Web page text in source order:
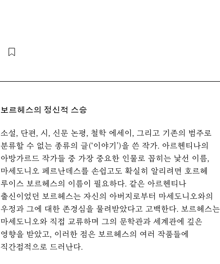
보르헤스의 정신적 스승
소설, 단편, 시, 신문 논평, 철학 에세이, 그리고 기존의 범주로
분류할 수 없는 종류의 글(‘이야기’)을 쓴 작가. 아르헨티나의
아방가르드 작가들 중 가장 중요한 인물로 꼽히는 낯선 이름,
마세도니오 페르난데스를 손쉽고도 확실히 알리려면 호르헤
루이스 보르헤스의 이름이 필요하다. 같은 아르헨티나
출신이었던 보르헤스는 자신의 아버지로부터 마세도니오와의
우정과 그에 대한 존경심을 물려받았다고 고백한다. 보르헤스는
마세도니오와 직접 교류하며 그의 문학관과 세계관에 깊은
영향을 받았고, 이러한 점은 보르헤스의 여러 작품들에
직간접적으로 드러난다.